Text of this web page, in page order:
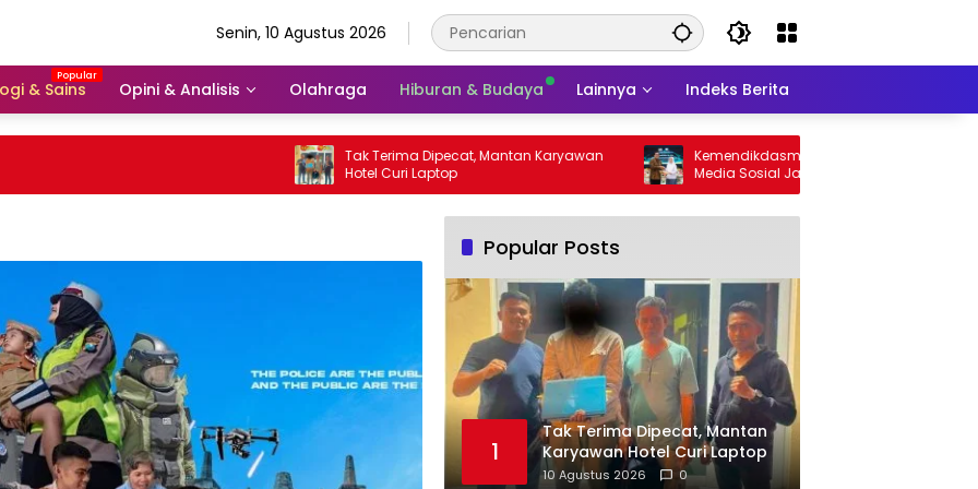
Senin, 10 Agustus 2026
& Sains Opini & Analisis Olahraga Hiburan & Budaya Lainnya Indeks Berita
Tak Terima Dipecat, Mantan Karyawan
Hotel Curi Laptop
Kemendikdasmen Dorong Pelajar Ubah
Media Sosial Jadi Ruang Berkarya
Popular Posts
1
Tak Terima Dipecat, Mantan
Karyawan Hotel Curi Laptop
10 Agustus 2026 0